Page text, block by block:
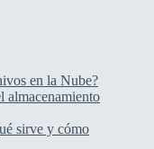
en la Nube?
almacenamiento
sirve y cómo